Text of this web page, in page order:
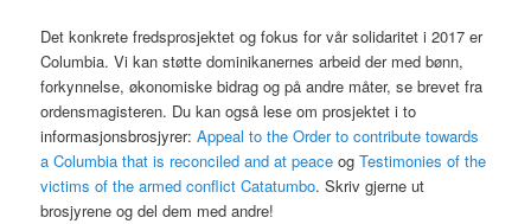
Det konkrete fredsprosjektet og fokus for vår solidaritet i 2017 er
Columbia. Vi kan støtte dominikanernes arbeid der med bønn,
forkynnelse, økonomiske bidrag og på andre måter, se brevet fra
ordensmagisteren. Du kan også lese om prosjektet i to
informasjonsbrosjyrer:Appeal to the Order to contribute towards
a Columbia that is reconciled and at peace ogTestimonies of the
victims of the armed conflict Catatumbo. Skriv gjerne ut
brosjyrene og del dem med andre!